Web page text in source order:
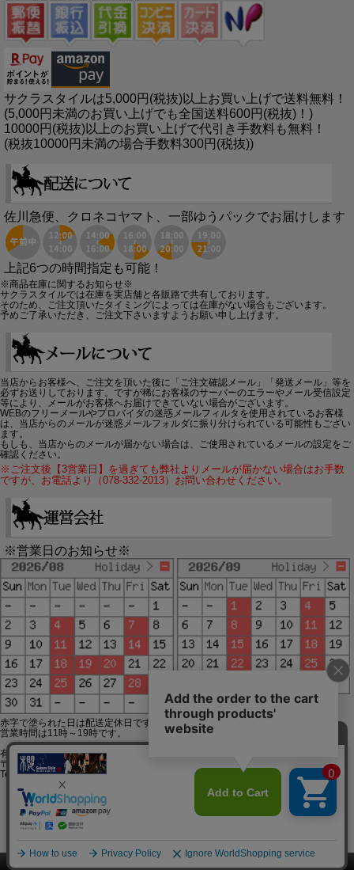
サクラスタイルは5,000円(税抜)以上お買い上げで送料無料！
(5,000円未満のお買い上げでも全国送料600円(税抜)！)
10000円(税抜)以上のお買い上げで代引き手数料も無料！
(税抜10000円未満の場合手数料300円(税抜))
佐川急便、クロネコヤマト、一部ゆうパックでお届けします
上記6つの時間指定も可能！
※商品在庫に関するお知らせ※
サクラスタイルでは在庫を実店舗と各販路で共有しております。
そのため、ご注文頂いたタイミングによっては在庫がない場合もございます。
予めご了承いただき、ご注文下さいますようお願い申し上げます。
当店からお客様へ、ご注文を頂いた後に「ご注文確認メール」「発送メール」等を
必ずお送りしております。ですが稀にお客様のサーバーのエラーやメール受信設定
等により、メールがお客様へお届けできていない場合がございます。
WEBのフリーメールやプロバイダの迷惑メールフィルタを使用されているお客様
は、当店からのメールが迷惑メールフォルダに振り分けられている可能性もござい
ます。
もしも、当店からのメールが届かない場合は、ご使用されているメールの設定をご
確認ください。
※ご注文後【3営業日】を過ぎても弊社よりメールが届かない場合はお手数
ですが、お電話より（078-332-2013）お問い合わせください。
※営業日のお知らせ※
赤字で塗られた日は配送定休日です。
営業時間は11時～19時です。
有限会社ジップジップ SakuraStyle通販事業部
〒650-0021 神戸市中央区三宮町3-9-19イトウビル1,4F
Tel:078-332-2013 FAX:078-333-6644
SSL/TLSとは?
このページをPC用に切り替え